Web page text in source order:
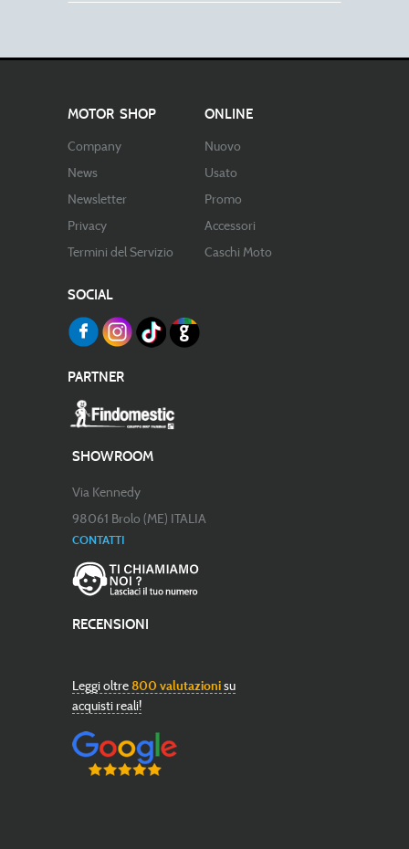
MOTOR SHOP
Company
News
Newsletter
Privacy
Termini del Servizio
ONLINE
Nuovo
Usato
Promo
Accessori
Caschi Moto
SOCIAL
PARTNER
SHOWROOM
Via Kennedy
98061 Brolo (ME) ITALIA
CONTATTI
RECENSIONI
Leggi oltre800 valutazionisu
acquisti reali!